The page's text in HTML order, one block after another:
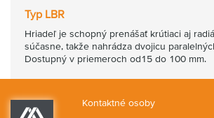
Typ LBR
Hriadeľ je schopný prenášať krútiaci aj
súčasne, takže nahrádza dvojicu
Dostupný v priemeroch od15 do 100 mm.
Kontaktné osoby